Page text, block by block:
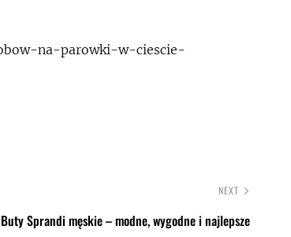
na-parowki-w-ciescie-
NEXT
Buty Sprandi męskie – modne, wygodne i najlepsze